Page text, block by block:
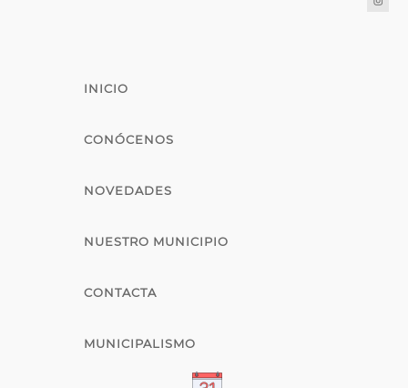
INICIO
CONÓCENOS
NOVEDADES
NUESTRO MUNICIPIO
CONTACTA
MUNICIPALISMO